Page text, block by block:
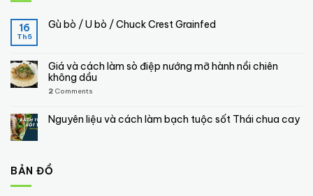
16
Th5
Gù bò / U bò / Chuck Crest Grainfed
Giá và cách làm sò điệp nướng mỡ hành nồi chiên
không dầu
2 Comments
Nguyên liệu và cách làm bạch tuộc sốt Thái chua cay
BẢN ĐỒ